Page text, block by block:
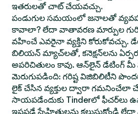
ఇతరులతో చాట్ చేయవచ్చు.
పండుగుల సమయంలో జనాలతో
కావాలా? లేదా వాతావరణ మార్పుల
వహించే ఎవరైనా వ్యక్తిని కోరుకోవచ్చు.
బిలియన్ మ్యాచ్‌లతో, కనెక్షన్‌లను
అపరిచితులం కావు. ఆన్‌లైన్ డేటింగ్ మీ
మెరుగుపడింది: గరిష్ట విజిబిలిటీని
లైక్ చేసిన వ్యక్తుల ద్వారా
సాయపడేందుకు Tinderలో
ఇష్టపడే స్నేహితులను కలుసుకోండి